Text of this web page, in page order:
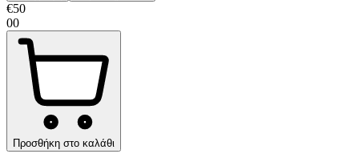
€50
00
Προσθήκη στο καλάθι